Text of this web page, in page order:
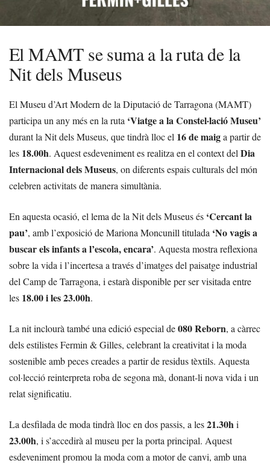
El MAMT se suma a la ruta de la
Nit dels Museus
El Museu d’Art Modern de la Diputació de Tarragona (MAMT)
participa un any més en la ruta ‘Viatge a la Constel·lació Museu’
durant la Nit dels Museus, que tindrà lloc el 16 de maiga partir de
les 18.00h. Aquest esdeveniment es realitza en el context del Dia
Internacional dels Museus, on diferents espais culturals del món
celebren activitats de manera simultània.
En aquesta ocasió, el lema de la Nit dels Museus és ‘Cercant la
pau’, amb l’exposició de Mariona Moncunill titulada ‘No vagis a
buscar els infants a l’escola, encara’. Aquesta mostra reflexiona
sobre la vida i l’incertesa a través d’imatges del paisatge industrial
del Camp de Tarragona, i estarà disponible per ser visitada entre
les 18.00 i les 23.00h.
La nit inclourà també una edició especial de080 Reborn, a càrrec
dels estilistes Fermin & Gilles, celebrant la creativitat i la moda
sostenible amb peces creades a partir de residus tèxtils. Aquesta
col·lecció reinterpreta roba de segona mà, donant-li nova vida i un
relat significatiu.
La desfilada de moda tindrà lloc en dos passis, a les21.30hi
23.00h, i s’accedirà al museu per la porta principal. Aquest
esdeveniment promou la moda com a motor de canvi, amb una